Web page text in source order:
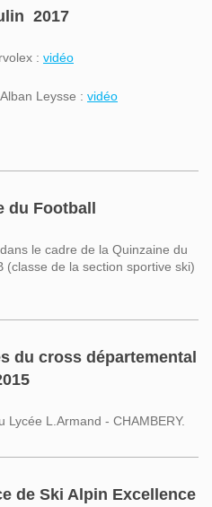
2017
: vidéo
Leysse : vidéo
du Football
le cadre de la Quinzaine du
(classe de la section sportive ski)
du cross départemental
Lycée L.Armand - CHAMBERY.
de Ski Alpin Excellence